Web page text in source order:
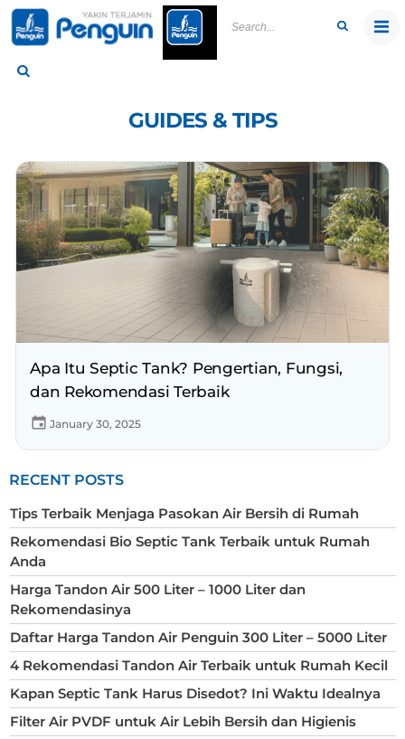
Skip
content
GUIDES & TIPS
Apa Itu Septic Tank? Pengertian, Fungsi,
dan Rekomendasi Terbaik
January 30, 2025
RECENT POSTS
Tips Terbaik Menjaga Pasokan Air Bersih di Rumah
Rekomendasi Bio Septic Tank Terbaik untuk Rumah
Anda
Harga Tandon Air 500 Liter – 1000 Liter dan
Rekomendasinya
Daftar Harga Tandon Air Penguin 300 Liter – 5000 Liter
4 Rekomendasi Tandon Air Terbaik untuk Rumah Kecil
Kapan Septic Tank Harus Disedot? Ini Waktu Idealnya
Filter Air PVDF untuk Air Lebih Bersih dan Higienis